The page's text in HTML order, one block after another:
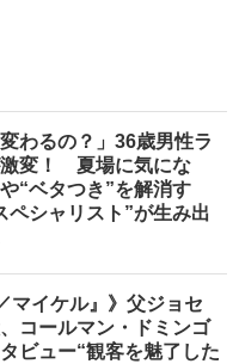
わるの？」36歳男性ラ
激変！ 夏場に気にな
“ベタつき”を解消す
ペシャリスト”が生み出
マイケル』》父ジョセ
コールマン・ドミンゴ
ビュー“観客を魅了した